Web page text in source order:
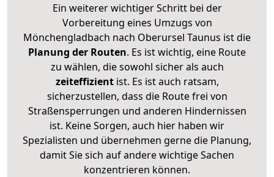
Ein weiterer wichtiger Schritt bei der
Vorbereitung eines Umzugs von
Mönchengladbach nach Oberursel Taunus ist die
Planung der Routen. Es ist wichtig, eine Route
zu wählen, die sowohl sicher als auch
zeiteffizientist. Es ist auch ratsam,
sicherzustellen, dass die Route frei von
Straßensperrungen und anderen Hindernissen
ist. Keine Sorgen, auch hier haben wir
Spezialisten und übernehmen gerne die Planung,
damit Sie sich auf andere wichtige Sachen
konzentrieren können.